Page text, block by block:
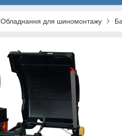
Обладнання для шиномонтажу